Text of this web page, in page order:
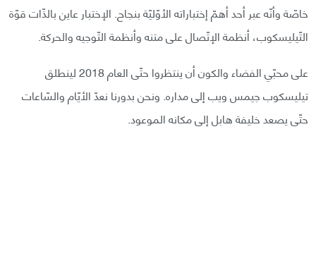
خاصّة وأنّه عبر أحد أهمّ إختباراته الأوّليّة بنجاح. الإختبار عاين بالذّات قوّة
التّيليسكوب، أنظمة الإتّصال على متنه وأنظمة التّوجيه والحركة.
على محبّي الفضاء والكون أن ينتظروا حتّى العام 2018 لينطلق
تيليسكوب جيمس ويب إلى مداره. ونحن بدورنا نعدّ الأيّام والسّاعات
حتّى يصعد خليفة هابل إلى مكانه الموعود.